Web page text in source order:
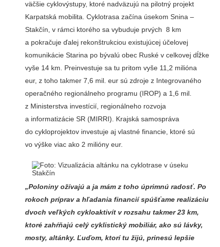
väčšie cyklovýstupy, ktoré nadväzujú na pilotný projekt
Karpatská mobilita. Cyklotrasa začína úsekom Snina –
Stakčín, v rámci ktorého sa vybuduje prvých 8 km
a pokračuje ďalej rekonštrukciou existujúcej účelovej
komunikácie Starina po bývalú obec Ruské v celkovej dĺžke
vyše 14 km. Preinvestuje sa tu pritom vyše 11,2 milióna
eur, z toho takmer 7,6 mil. eur sú zdroje z Integrovaného
operačného regionálneho programu (IROP) a 1,6 mil.
z Ministerstva investícií, regionálneho rozvoja
a informatizácie SR (MIRRI). Krajská samospráva
do cykloprojektov investuje aj vlastné financie, ktoré sú
vo výške viac ako 2 milióny eur.
„Poloniny ožívajú a ja mám z toho úprimnú radosť. Po
rokoch príprav a hľadania financií spúšťame realizáciu
dvoch veľkých cykloaktivít v rozsahu takmer 23 km,
ktoré zahŕňajú celý cyklistický mobiliár, ako sú lávky,
mosty, altánky. Ľuďom, ktorí tu žijú, prinesú lepšie